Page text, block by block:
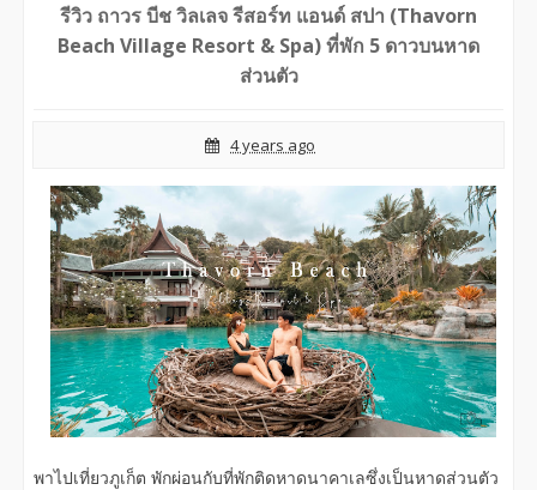
รีวิว ถาวร บีช วิลเลจ รีสอร์ท แอนด์ สปา (Thavorn
Beach Village Resort & Spa) ที่พัก 5 ดาวบนหาด
ส่วนตัว
4 years ago
พาไปเที่ยวภูเก็ต พักผ่อนกับที่พักติดหาดนาคาเลซึ่งเป็นหาดส่วนตัว